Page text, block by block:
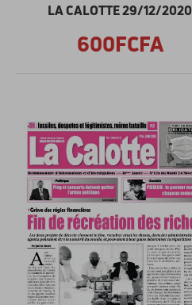
LA CALOTTE 29/12/2020
600FCFA